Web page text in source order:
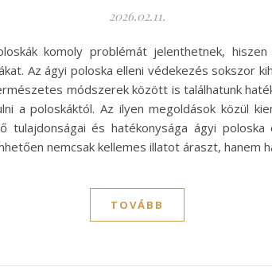
2026.02.11.
komoly problémát jelenthetnek,
Az ágyi poloska elleni védekezés sokszor
módszerek között is találhatunk
a poloskáktól. Az ilyen megoldások közül
tulajdonságai és hatékonysága ágyi
nemcsak kellemes illatot áraszt, hanem
TOVÁBB